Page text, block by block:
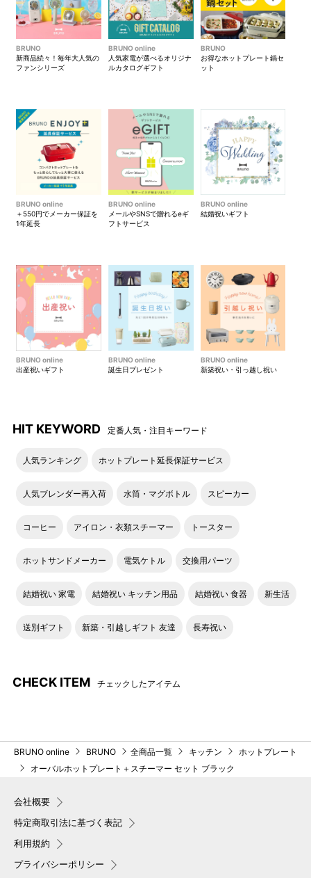
深鍋で「トマトすき焼き」
BRUNO
新商品続々！毎年大人気の
ファンシリーズ
BRUNO online
人気家電が選べるオリジナ
ルカタログギフト
BRUNO
お得なホットプレート鍋セ
ット
BRUNO online
＋550円でメーカー保証を
1年延長
BRUNO online
メールやSNSで贈れるeギ
フトサービス
BRUNO online
結婚祝いギフト
BRUNO online
出産祝いギフト
BRUNO online
誕生日プレゼント
BRUNO online
新築祝い・引っ越し祝い
HIT KEYWORD 定番人気・注目キーワード
人気ランキング ホットプレート延長保証サービス
人気ブレンダー再入荷 水筒・マグボトル スピーカー
コーヒー アイロン・衣類スチーマー トースター
ホットサンドメーカー 電気ケトル 交換用パーツ
結婚祝い 家電 結婚祝い キッチン用品 結婚祝い 食器 新生活
送別ギフト 新築・引越しギフト 友達 長寿祝い
CHECK ITEM チェックしたアイテム
BRUNO online BRUNO 全商品一覧 キッチン
ホットプレート
オーバルホットプレート＋スチーマー セット ブラック
会社概要
特定商取引法に基づく表記
利用規約
プライバシーポリシー